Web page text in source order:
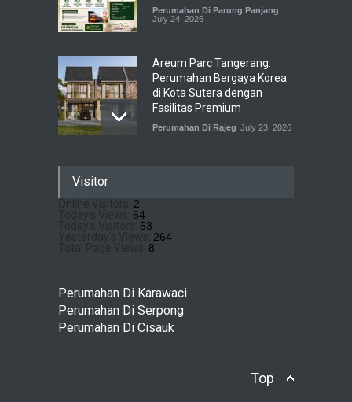
Perumahan Di Parung Panjang
July 24, 2026
Areum Parc Tangerang:
Perumahan Bergaya Korea
di Kota Sutera dengan
Fasilitas Premium
Perumahan Di Rajeg July 23, 2026
Pricelistnya Disini Ya!
Perumahan di Cirendeu
July 3, 2026
Visitor
2
64
53
264
8
Perumahan Di Karawaci
Perumahan Di Serpong
Perumahan Di Cisauk
Top